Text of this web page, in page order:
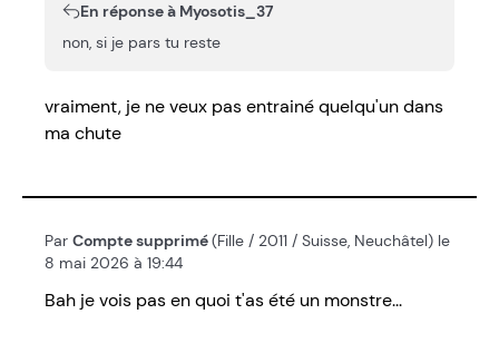
En réponse à Myosotis_37
non, si je pars tu reste
vraiment, je ne veux pas entrainé quelqu'un dans
ma chute
Par Compte supprimé(Fille / 2011 / Suisse, Neuchâtel) le
8 mai 2026 à 19:44
Bah je vois pas en quoi t'as été un monstre...